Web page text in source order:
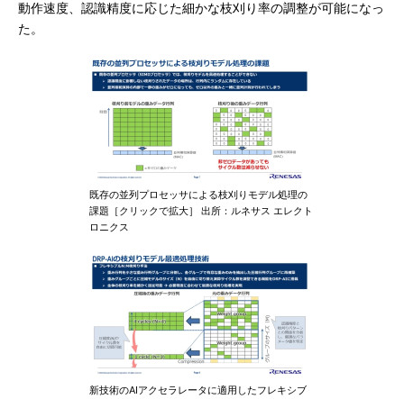
動作速度、認識精度に応じた細かな枝刈り率の調整が可能になっ
た。
既存の並列プロセッサによる枝刈りモデル処理の
課題［クリックで拡大］ 出所：ルネサス エレクト
ロニクス
新技術のAIアクセラレータに適用したフレキシブ